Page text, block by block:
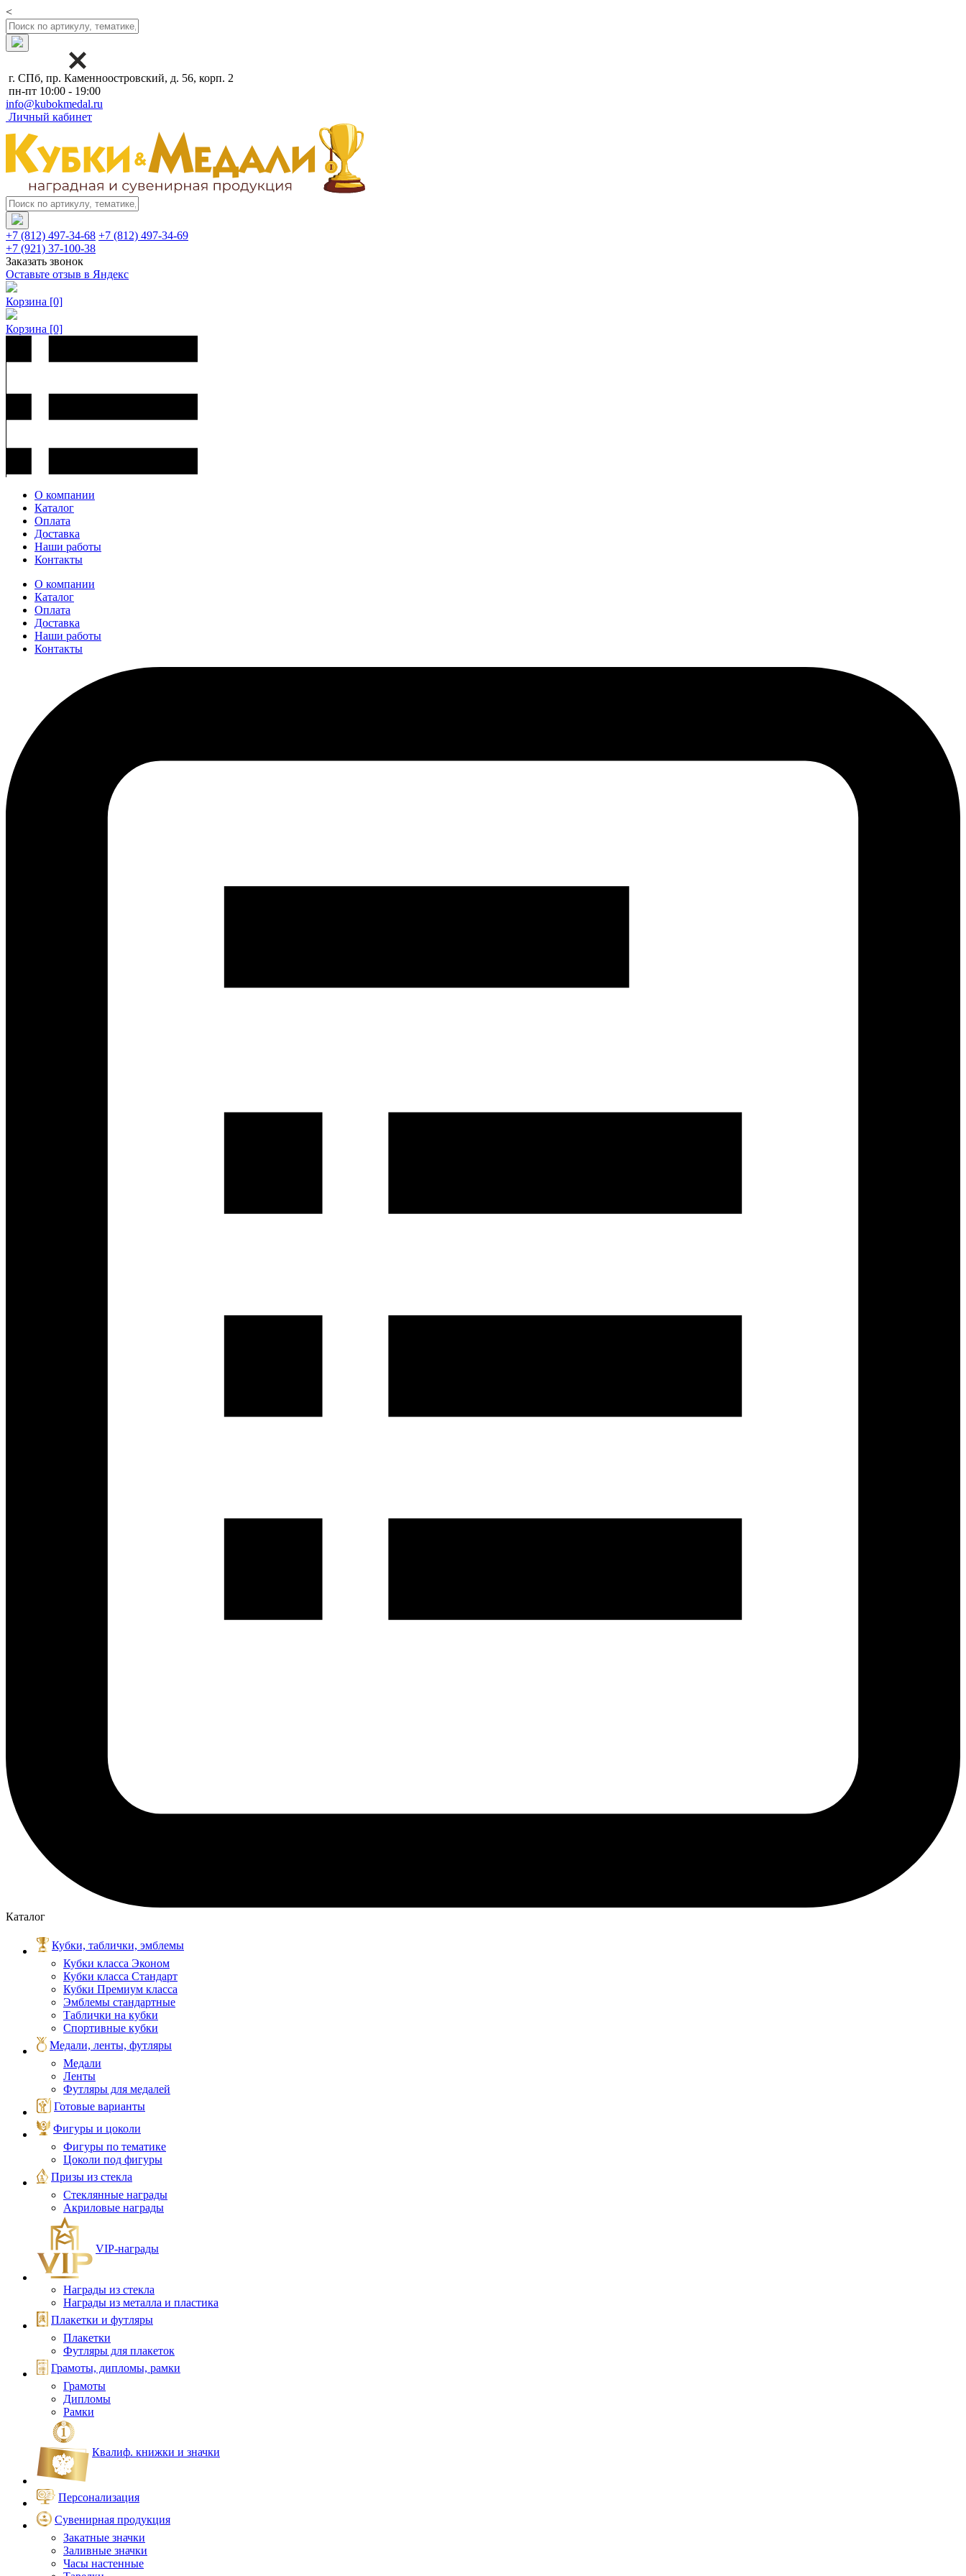
<
г. СПб, пр. Каменноостровский, д. 56, корп. 2
пн-пт 10:00 - 19:00
info@kubokmedal.ru
Личный кабинет
+7 (812) 497-34-68 +7 (812) 497-34-69
+7 (921) 37-100-38
Заказать звонок
Оставьте отзыв в Яндекс
Корзина [0]
Корзина [0]
О компании
Каталог
Оплата
Доставка
Наши работы
Контакты
О компании
Каталог
Оплата
Доставка
Наши работы
Контакты
Каталог
Кубки, таблички, эмблемы
Кубки класса Эконом
Кубки класса Стандарт
Кубки Премиум класса
Эмблемы стандартные
Таблички на кубки
Спортивные кубки
Медали, ленты, футляры
Медали
Ленты
Футляры для медалей
Готовые варианты
Фигуры и цоколи
Фигуры по тематике
Цоколи под фигуры
Призы из стекла
Стеклянные награды
Акриловые награды
VIP‑награды
Награды из стекла
Награды из металла и пластика
Плакетки и футляры
Плакетки
Футляры для плакеток
Грамоты, дипломы, рамки
Грамоты
Дипломы
Рамки
Квалиф. книжки и значки
Персонализация
Сувенирная продукция
Закатные значки
Заливные значки
Часы настенные